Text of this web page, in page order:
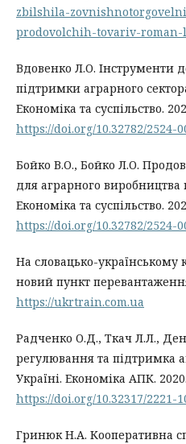
zbilshila-
prodovolchih-tovariv-roman-
Вдовенко Л.О. Інструменти
підтримки аграрного
Економіка та суспільство.
https://doi.org/10.32782/2524-
Бойко В.О., Бойко Л.О.
для аграрного виробництва
Економіка та суспільство.
https://doi.org/10.32782/2524-
На словацько-українському
новий пункт
https://ukrtrain.com.ua
Радченко О.Д., Ткач Л.Л.,
регулювання та підтримка
Україні. Економіка АПК.
https://doi.org/10.32317/2221-
Гринюк Н.А. Кооперативна